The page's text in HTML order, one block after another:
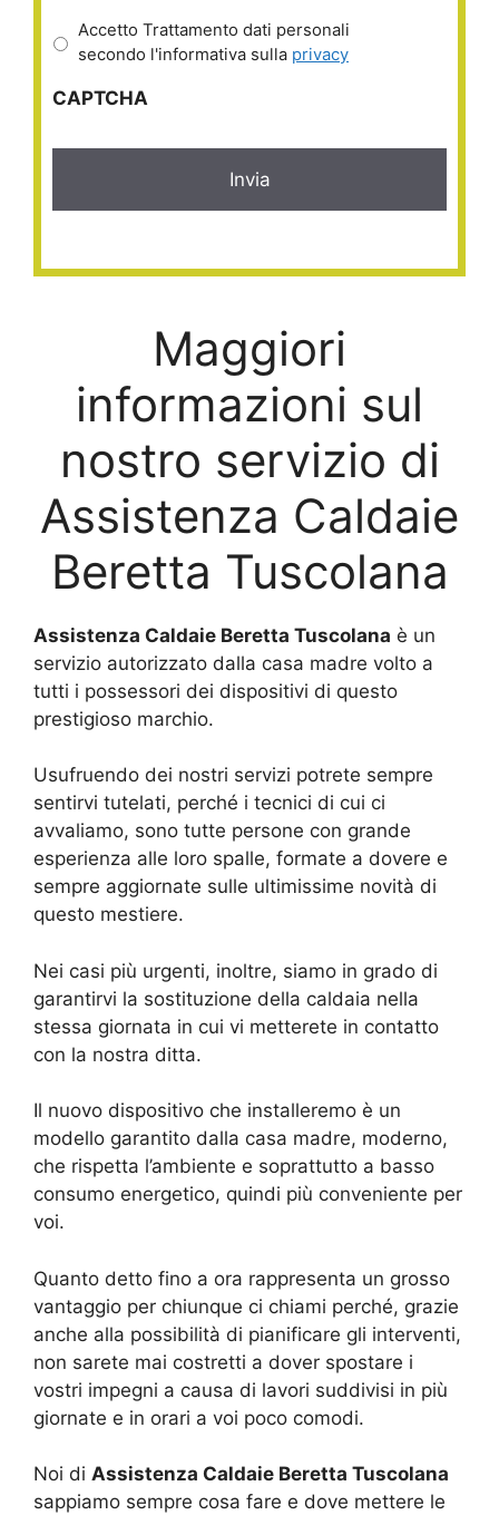
Accetto Trattamento dati personali
secondo l'informativa sulla privacy
CAPTCHA
Maggiori
informazioni sul
nostro servizio di
Assistenza Caldaie
Beretta Tuscolana
Assistenza Caldaie Beretta Tuscolana è un
servizio autorizzato dalla casa madre volto a
tutti i possessori dei dispositivi di questo
prestigioso marchio.
Usufruendo dei nostri servizi potrete sempre
sentirvi tutelati, perché i tecnici di cui ci
avvaliamo, sono tutte persone con grande
esperienza alle loro spalle, formate a dovere e
sempre aggiornate sulle ultimissime novità di
questo mestiere.
Nei casi più urgenti, inoltre, siamo in grado di
garantirvi la sostituzione della caldaia nella
stessa giornata in cui vi metterete in contatto
con la nostra ditta.
Il nuovo dispositivo che installeremo è un
modello garantito dalla casa madre, moderno,
che rispetta l’ambiente e soprattutto a basso
consumo energetico, quindi più conveniente per
voi.
Quanto detto fino a ora rappresenta un grosso
vantaggio per chiunque ci chiami perché, grazie
anche alla possibilità di pianificare gli interventi,
non sarete mai costretti a dover spostare i
vostri impegni a causa di lavori suddivisi in più
giornate e in orari a voi poco comodi.
Noi di Assistenza Caldaie Beretta Tuscolana
sappiamo sempre cosa fare e dove mettere le